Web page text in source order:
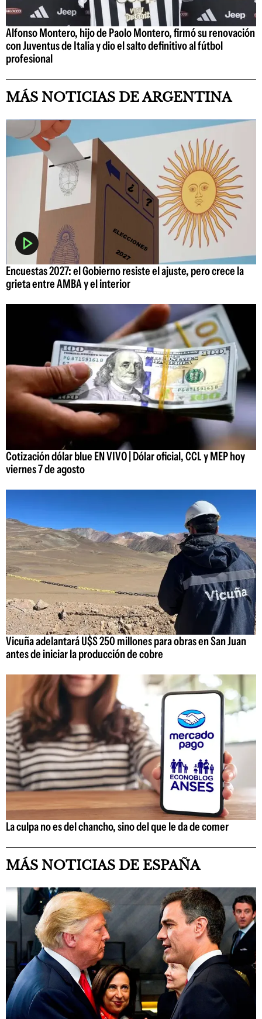
Alfonso Montero, hijo de Paolo Montero, firmó su renovación
con Juventus de Italia y dio el salto definitivo al fútbol
profesional
MÁS NOTICIAS DE ARGENTINA
Encuestas 2027: el Gobierno resiste el ajuste, pero crece la
grieta entre AMBA y el interior
Cotización dólar blue EN VIVO | Dólar oficial, CCL y MEP hoy
viernes 7 de agosto
Vicuña adelantará U$S 250 millones para obras en San Juan
antes de iniciar la producción de cobre
La culpa no es del chancho, sino del que le da de comer
MÁS NOTICIAS DE ESPAÑA